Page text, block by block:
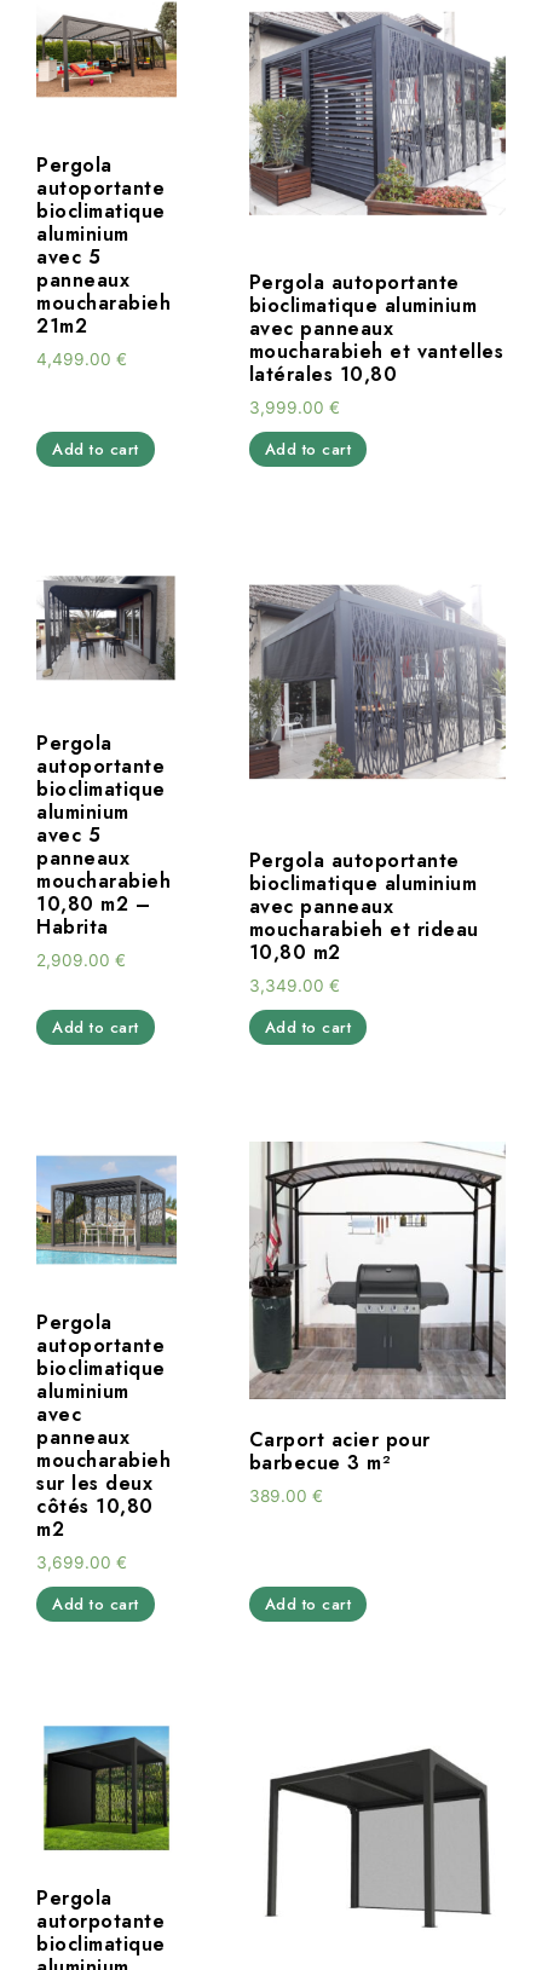
Pergola
autoportante
bioclimatique
aluminium
avec 5
panneaux
moucharabieh
21m2
4,499.00 €
Add to cart
Pergola autoportante
bioclimatique aluminium
avec panneaux
moucharabieh et vantelles
latérales 10,80
3,999.00 €
Add to cart
Pergola
autoportante
bioclimatique
aluminium
avec 5
panneaux
moucharabieh
10,80 m2 –
Habrita
2,909.00 €
Add to cart
Pergola autoportante
bioclimatique aluminium
avec panneaux
moucharabieh et rideau
10,80 m2
3,349.00 €
Add to cart
Pergola
autoportante
bioclimatique
aluminium
avec
panneaux
moucharabieh
sur les deux
côtés 10,80
m2
3,699.00 €
Add to cart
Carport acier pour
barbecue 3 m²
389.00 €
Add to cart
Pergola
autorpotante
bioclimatique